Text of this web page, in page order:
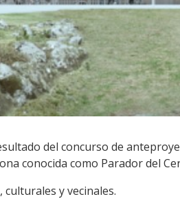
del concurso de
conocida como Parador del
y vecinales.